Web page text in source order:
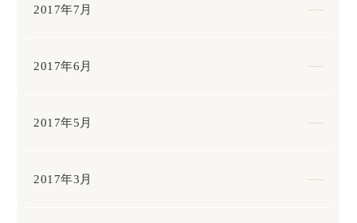
2017年7月
2017年6月
2017年5月
2017年3月